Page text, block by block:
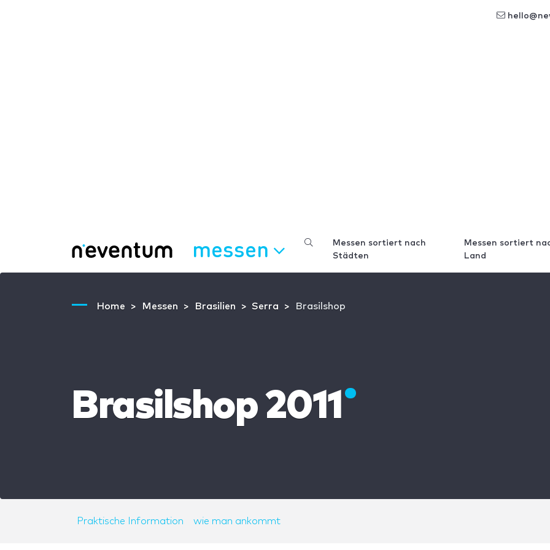
messen
Messen sortiert nach
Städten
Messen sortiert
Land
Home Messen Brasilien Serra Brasilshop
Brasilshop 2011
Praktische Information wie man ankommt